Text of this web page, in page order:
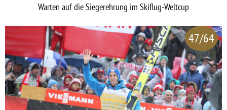
Warten auf die Siegerehrung im Skiflug-Weltcup
47/64